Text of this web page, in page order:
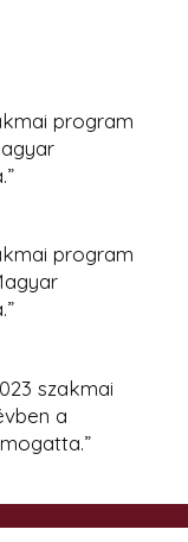
program
program
szakmai
a